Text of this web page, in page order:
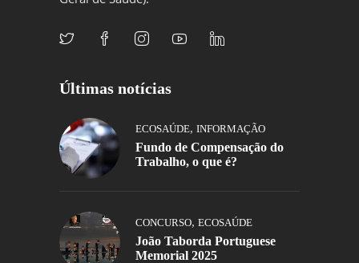
Últimas notícias
ECOSAÚDE, INFORMAÇÃO
Fundo de Compensação do
Trabalho, o que é?
CONCURSO, ECOSAÚDE
João Taborda Portuguese
Memorial 2025